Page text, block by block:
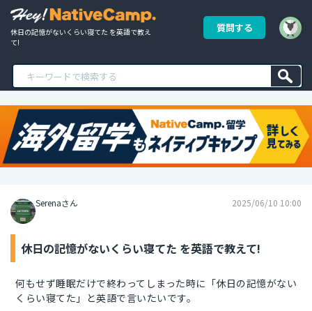
休日の記憶がないくらい寝てた を英語で教え
て!
質問する
Serenaさん 2025/06/10 10:00
休日の記憶がないくらい寝てた を英語で教えて!
何もせず睡眠だけで終わってしまった時に「休日の記憶がない
くらい寝てた」と英語で言いたいです。